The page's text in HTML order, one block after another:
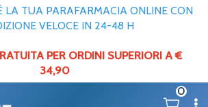
LA TUA PARAFARMACIA ONLINE CON
VELOCE IN 24-48 H
PER ORDINI SUPERIORI A €
34,90
0